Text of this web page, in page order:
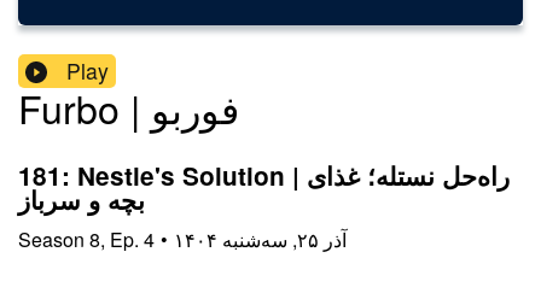
Play
Furbo | فوربو
181: Nestle's Solution | راه‌حل نستله؛ غذای
بچه و سرباز
Season 8, Ep. 4 • ۱۴۰۴ آذر ۲۵, سه‌شنبه